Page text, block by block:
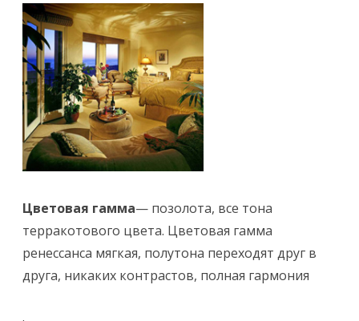
Цветовая гамма— позолота, все тона
терракотового цвета. Цветовая гамма
ренессанса мягкая, полутона переходят друг в
друга, никаких контрастов, полная гармония
.